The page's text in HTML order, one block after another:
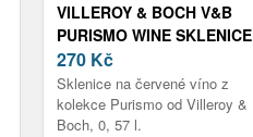
VILLEROY & BOCH V&B
PURISMO WINE SKLENICE
NA ČER.VÍNO INTRIC+DEL
11-3780-0025
270 Kč
Sklenice na červené víno z
kolekce Purismo od Villeroy &
Boch, 0, 57 l.